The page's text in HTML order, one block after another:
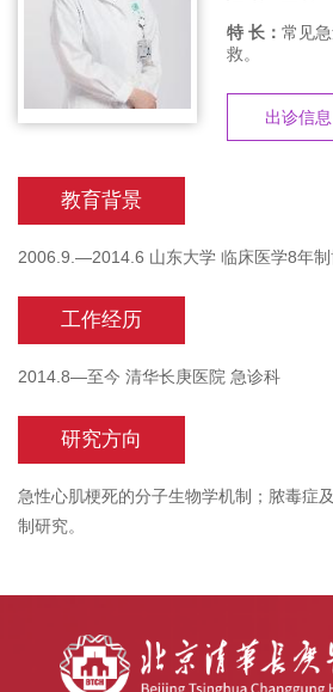
特 长： 常见
救。
出诊信息
教育背景
2006.9.—2014.6 山东大学 临床医学8年
工作经历
2014.8—至今 清华长庚医院 急诊科
研究方向
急性心肌梗死的分子生物学机制；脓毒症
制研究。